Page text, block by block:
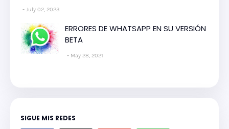
July 02, 2023
ERRORES DE WHATSAPP EN SU VERSIÓN
BETA
May 28, 2021
SIGUE MIS REDES